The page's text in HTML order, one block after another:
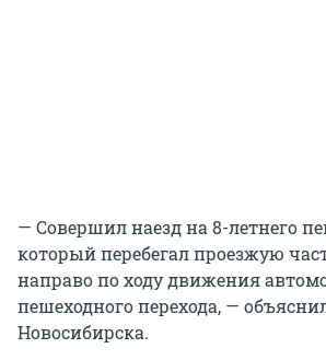
— Совершил наезд на 8-летнего
который перебегал проезжую
направо по ходу движения
пешеходного перехода, —
Новосибирска.